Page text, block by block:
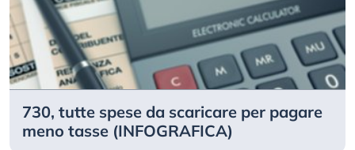
730, tutte spese da scaricare per pagare
meno tasse (INFOGRAFICA)